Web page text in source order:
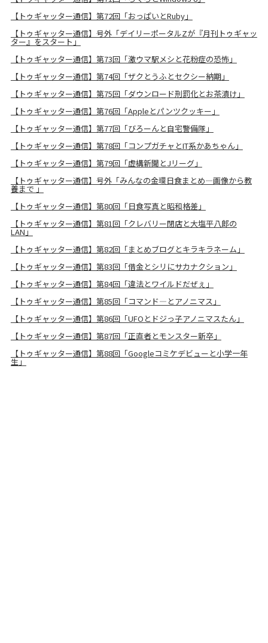
【トゥギャッター通信】第72回「おっぱいとRuby」
【トゥギャッター通信】号外「デイリーポータルZが『月刊トゥギャッ
ター』をスタート」
【トゥギャッター通信】第73回「激ウマ駅メシと花粉症の恐怖」
【トゥギャッター通信】第74回「ザクとうふとセクシー納期」
【トゥギャッター通信】第75回「ダウンロード刑罰化とお茶漬け」
【トゥギャッター通信】第76回「Appleとパンツクッキー」
【トゥギャッター通信】第77回「びろーんと自宅警備隊」
【トゥギャッター通信】第78回「コンプガチャとIT系かあちゃん」
【トゥギャッター通信】第79回「虚構新聞とJリーグ」
【トゥギャッター通信】号外「みんなの金環日食まとめ―画像から教
養まで 」
【トゥギャッター通信】第80回「日食写真と昭和格差」
【トゥギャッター通信】第81回「クレバリー閉店と大塩平八郎の
LAN」
【トゥギャッター通信】第82回「まとめブログとキラキラネーム」
【トゥギャッター通信】第83回「借金とシリにサカナクション」
【トゥギャッター通信】第84回「違法とワイルドだぜぇ」
【トゥギャッター通信】第85回「コマンド―とアノニマス」
【トゥギャッター通信】第86回「UFOとドジっ子アノニマスたん」
【トゥギャッター通信】第87回「正直者とモンスター新卒」
【トゥギャッター通信】第88回「Googleコミケデビューと小学一年
生」